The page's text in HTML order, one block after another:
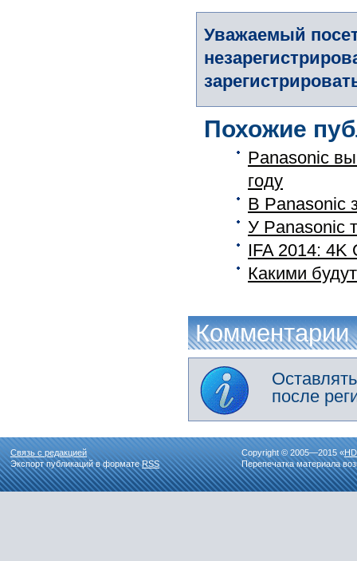
Уважаемый
Похожие
Panasonic
году
В Panasonic
У Panasonic
IFA 2014: 4K
Какими
Комментарии
после
Связь с редакцией
Экспорт публикаций в форматеRSS
Copyright © 2005—2015 «
Перепечатка материала